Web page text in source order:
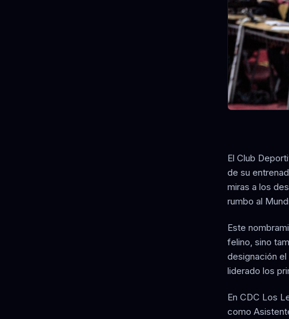
El Club
de su
miras a los
rumbo al
Este
felino, sino
designación
liderado los
En CDC Los
como